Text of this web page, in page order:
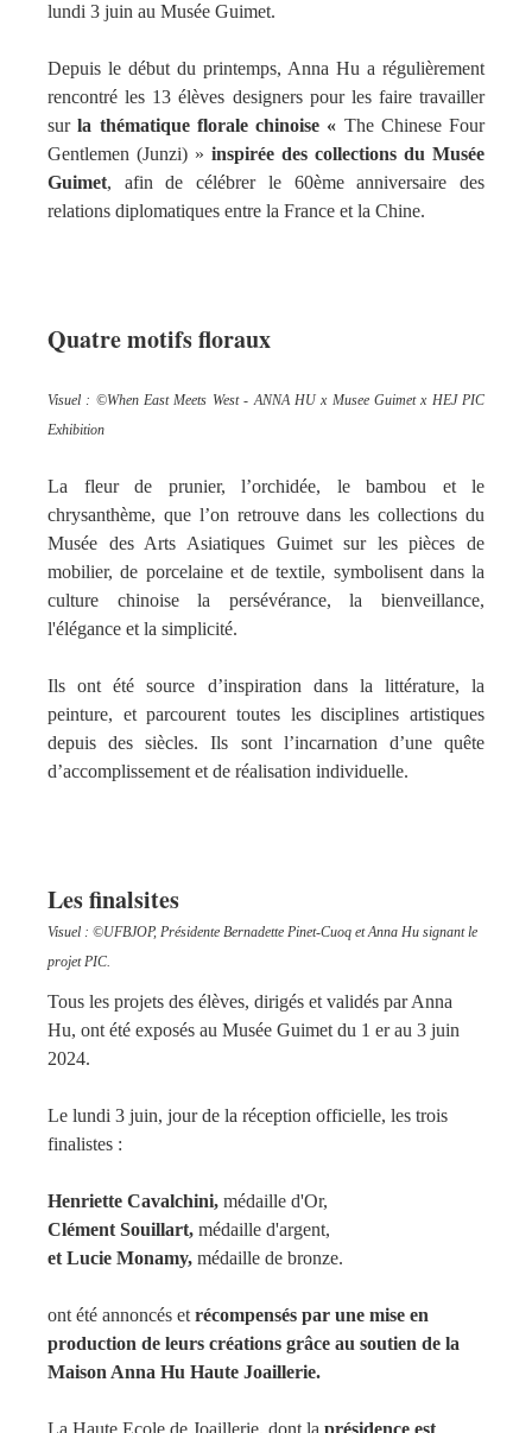
lundi 3 juin au Musée Guimet.
Depuis le début du printemps, Anna Hu a régulièrement
rencontré les 13 élèves designers pour les faire travailler
surla thématique florale chinoise « The Chinese Four
Gentlemen (Junzi) » inspirée des collections du Musée
Guimet, afin de célébrer le 60ème anniversaire des
relations diplomatiques entre la France et la Chine.
Quatre motifs floraux
Visuel : ©When East Meets West - ANNA HU x Musee Guimet x HEJ PIC
Exhibition
La fleur de prunier, l’orchidée, le bambou et le
chrysanthème, que l’on retrouve dans les collections du
Musée des Arts Asiatiques Guimet sur les pièces de
mobilier, de porcelaine et de textile, symbolisent dans la
culture chinoise la persévérance, la bienveillance,
l'élégance et la simplicité.
Ils ont été source d’inspiration dans la littérature, la
peinture, et parcourent toutes les disciplines artistiques
depuis des siècles. Ils sont l’incarnation d’une quête
d’accomplissement et de réalisation individuelle.
Les finalsites
Visuel : ©UFBJOP, Présidente Bernadette Pinet-Cuoq et Anna Hu signant le
projet PIC.
Tous les projets des élèves, dirigés et validés par Anna
Hu, ont été exposés au Musée Guimet du 1 er au 3 juin
2024.
Le lundi 3 juin, jour de la réception officielle, les trois
finalistes :
Henriette Cavalchini, médaille d'Or,
Clément Souillart, médaille d'argent,
et Lucie Monamy, médaille de bronze.
ont été annoncés et récompensés par une mise en
production de leurs créations grâce au soutien de la
Maison Anna Hu Haute Joaillerie.
La Haute Ecole de Joaillerie, dont la présidence est